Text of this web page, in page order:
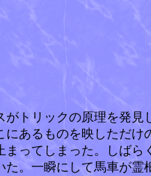
トリックの原理を発見
にあるものを映しただ
まってしまった。しば
た。一瞬にして馬車が霊